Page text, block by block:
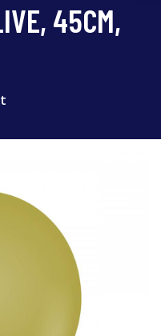
45CM,